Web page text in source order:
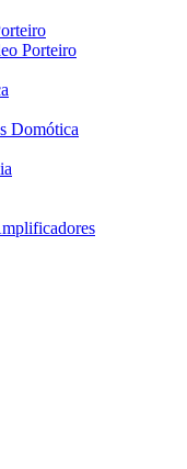
Porteiro
Domótica